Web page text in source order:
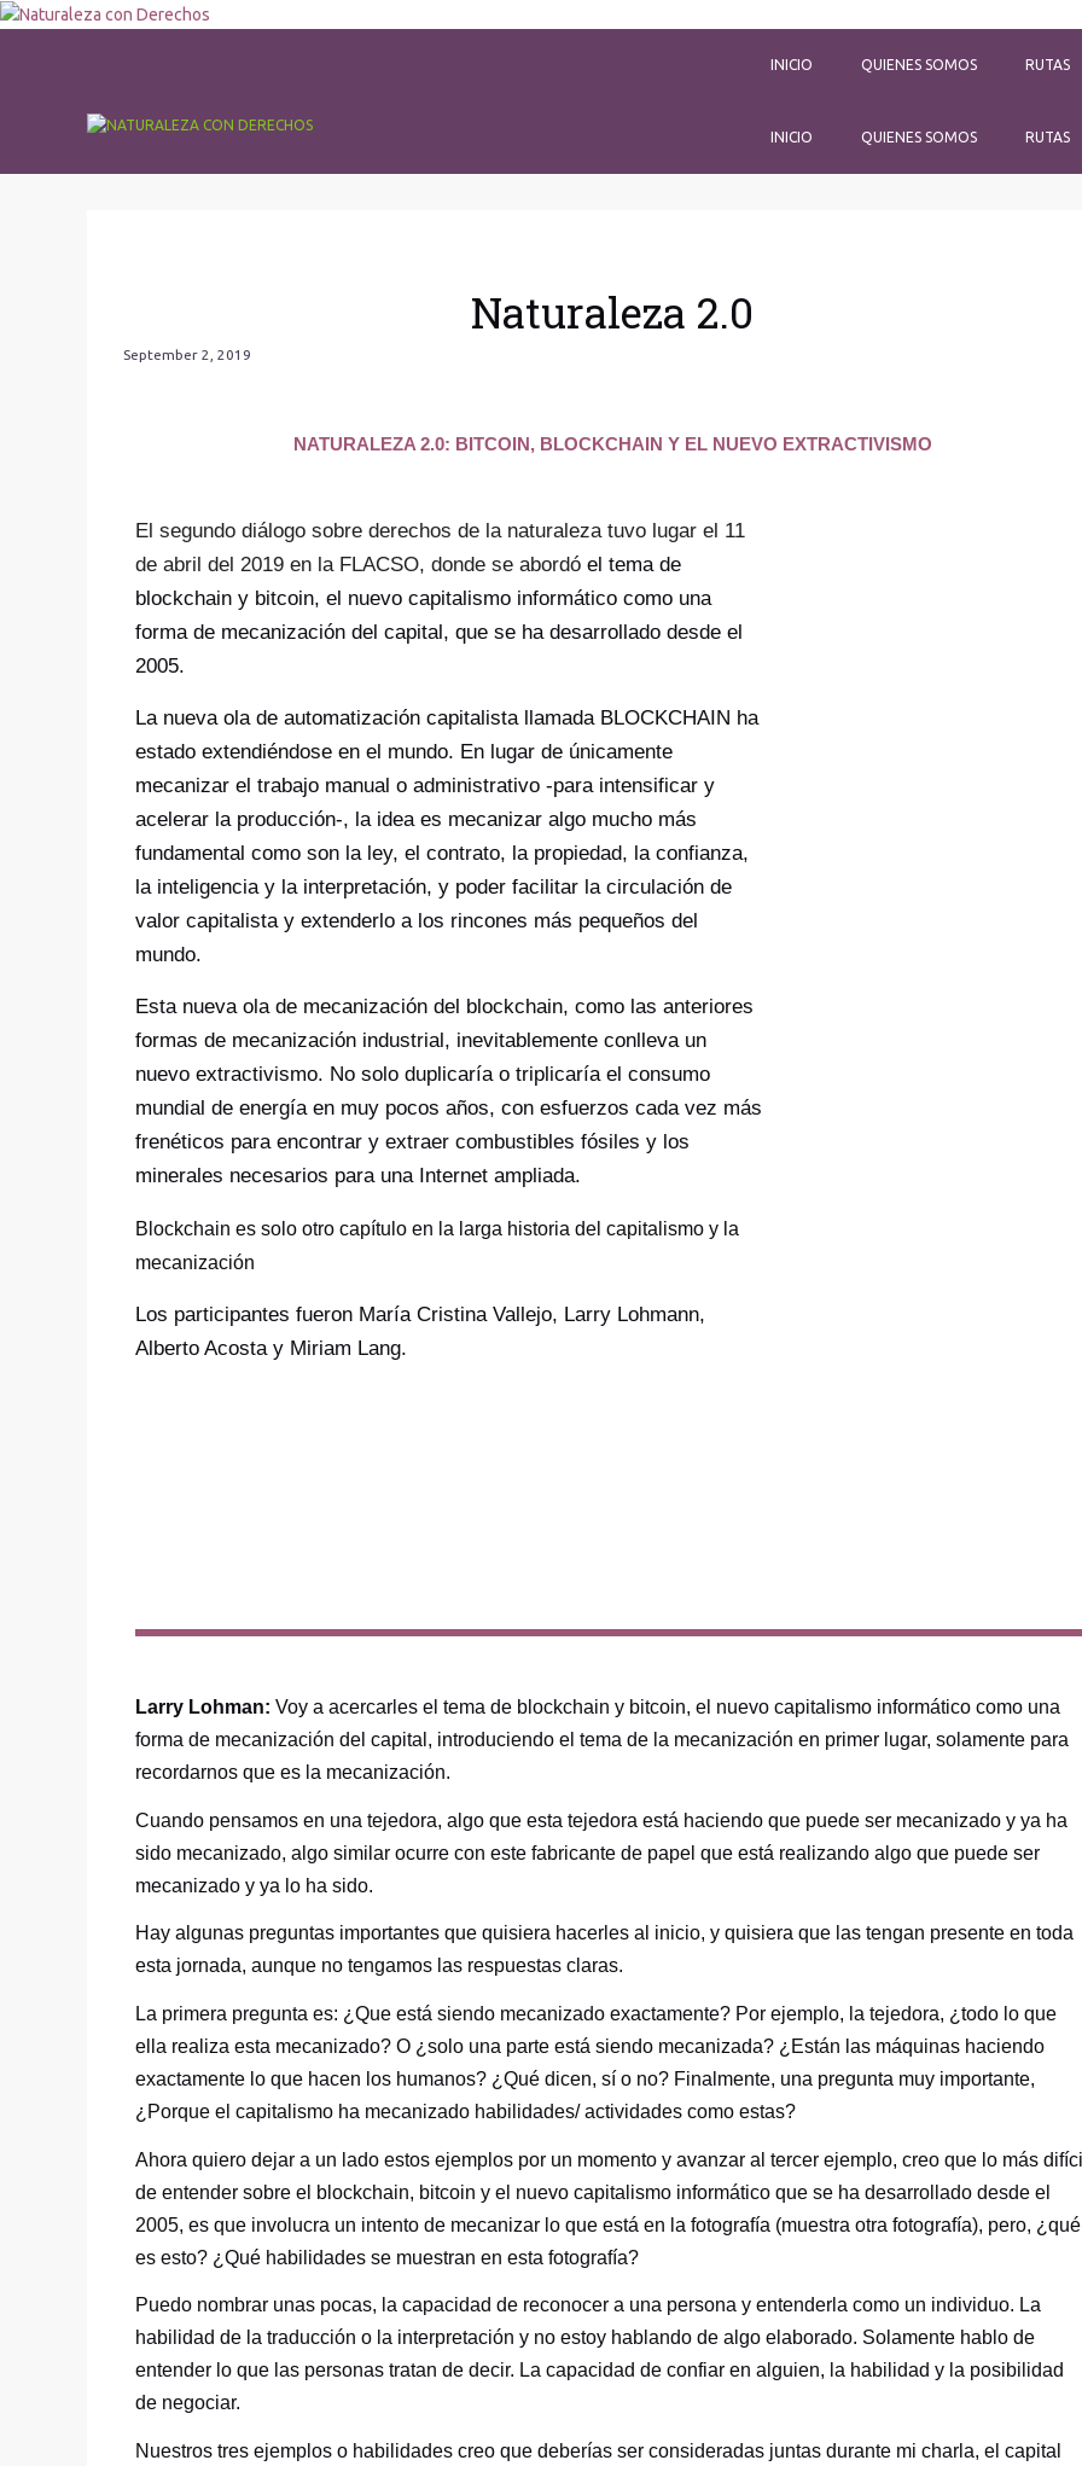
INICIO QUIENES SOMOS RUTAS
INICIO QUIENES SOMOS RUTAS
Naturaleza 2.0
September 2, 2019
NATURALEZA 2.0: BITCOIN, BLOCKCHAIN Y EL NUEVO EXTRACTIVISMO
El segundo diálogo sobre derechos de la naturaleza tuvo lugar el 11
de abril del 2019 en la FLACSO, donde se abordó el tema de
blockchain y bitcoin, el nuevo capitalismo informático como una
forma de mecanización del capital, que se ha desarrollado desde el
2005.
La nueva ola de automatización capitalista llamada BLOCKCHAIN ha
estado extendiéndose en el mundo. En lugar de únicamente
mecanizar el trabajo manual o administrativo -para intensificar y
acelerar la producción-, la idea es mecanizar algo mucho más
fundamental como son la ley, el contrato, la propiedad, la confianza,
la inteligencia y la interpretación, y poder facilitar la circulación de
valor capitalista y extenderlo a los rincones más pequeños del
mundo.
Esta nueva ola de mecanización del blockchain, como las anteriores
formas de mecanización industrial, inevitablemente conlleva un
nuevo extractivismo. No solo duplicaría o triplicaría el consumo
mundial de energía en muy pocos años, con esfuerzos cada vez más
frenéticos para encontrar y extraer combustibles fósiles y los
minerales necesarios para una Internet ampliada.
Blockchain es solo otro capítulo en la larga historia del capitalismo y la
mecanización
Los participantes fueron María Cristina Vallejo, Larry Lohmann,
Alberto Acosta y Miriam Lang.
Larry Lohman: Voy a acercarles el tema de blockchain y bitcoin, el nuevo capitalismo informático como una
forma de mecanización del capital, introduciendo el tema de la mecanización en primer lugar, solamente para
recordarnos que es la mecanización.
Cuando pensamos en una tejedora, algo que esta tejedora está haciendo que puede ser mecanizado y ya ha
sido mecanizado, algo similar ocurre con este fabricante de papel que está realizando algo que puede ser
mecanizado y ya lo ha sido.
Hay algunas preguntas importantes que quisiera hacerles al inicio, y quisiera que las tengan presente en toda
esta jornada, aunque no tengamos las respuestas claras.
La primera pregunta es: ¿Que está siendo mecanizado exactamente? Por ejemplo, la tejedora, ¿todo lo que
ella realiza esta mecanizado? O ¿solo una parte está siendo mecanizada? ¿Están las máquinas haciendo
exactamente lo que hacen los humanos? ¿Qué dicen, sí o no? Finalmente, una pregunta muy importante,
¿Porque el capitalismo ha mecanizado habilidades/ actividades como estas?
Ahora quiero dejar a un lado estos ejemplos por un momento y avanzar al tercer ejemplo, creo que lo más
de entender sobre el blockchain, bitcoin y el nuevo capitalismo informático que se ha desarrollado desde el
2005, es que involucra un intento de mecanizar lo que está en la fotografía (muestra otra fotografía), pero, ¿qué
es esto? ¿Qué habilidades se muestran en esta fotografía?
Puedo nombrar unas pocas, la capacidad de reconocer a una persona y entenderla como un individuo. La
habilidad de la traducción o la interpretación y no estoy hablando de algo elaborado. Solamente hablo de
entender lo que las personas tratan de decir. La capacidad de confiar en alguien, la habilidad y la posibilidad
de negociar.
Nuestros tres ejemplos o habilidades creo que deberías ser consideradas juntas durante mi charla, el capital